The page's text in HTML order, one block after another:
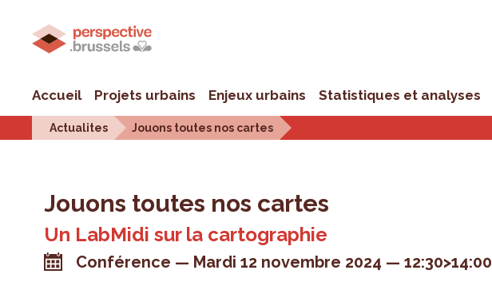
Accueil Projets urbains Enjeux urbains Statistiques et analyses
Actualites Jouons toutes nos cartes
Jouons toutes nos cartes
Un LabMidi sur la cartographie
Conférence Mardi 12 novembre 2024 12:30>14:00